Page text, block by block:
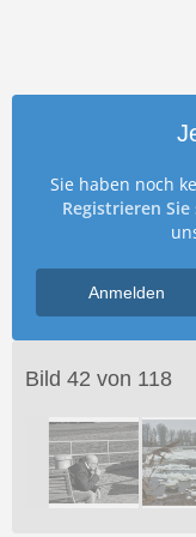
Sie haben noch
Registrieren
Anmelden
Bild 42 von 118